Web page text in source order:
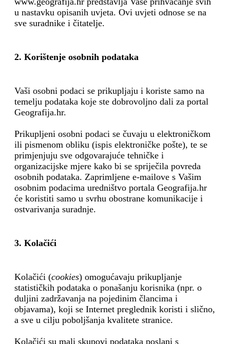
u nastavku opisanih uvjeta. Ovi uvjeti odnose se na
sve suradnike i čitatelje.
2. Korištenje osobnih podataka
Vaši osobni podaci se prikupljaju i koriste samo na
temelju podataka koje ste dobrovoljno dali za portal
Geografija.hr.
Prikupljeni osobni podaci se čuvaju u elektroničkom
ili pismenom obliku (ispis elektroničke pošte), te se
primjenjuju sve odgovarajuće tehničke i
organizacijske mjere kako bi se spriječila povreda
osobnih podataka. Zaprimljene e-mailove s Vašim
osobnim podacima uredništvo portala Geografija.hr
će koristiti samo u svrhu obostrane komunikacije i
ostvarivanja suradnje.
3. Kolačići
Kolačići (cookies) omogućavaju prikupljanje
statističkih podataka o ponašanju korisnika (npr. o
duljini zadržavanja na pojedinim člancima i
objavama), koji se Internet preglednik koristi i slično,
a sve u cilju poboljšanja kvalitete stranice.
Kolačići su mali skupovi podataka poslani s